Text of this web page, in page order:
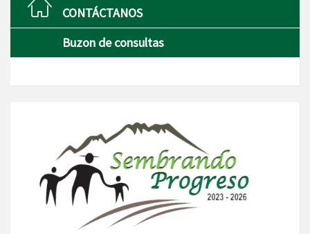
CONTÁCTANOS
Buzon de consultas